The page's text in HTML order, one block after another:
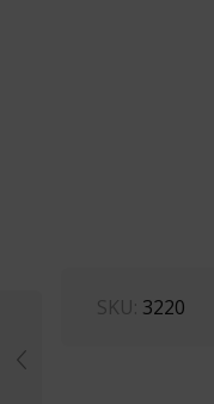
SKU: 3220